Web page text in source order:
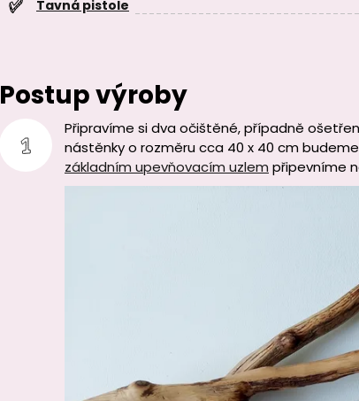
Tavná pistole
Postup výroby
Připravíme si dva očištěné, případně
nástěnky o rozměru cca 40 x 40 cm
základním upevňovacím uzlem připevníme